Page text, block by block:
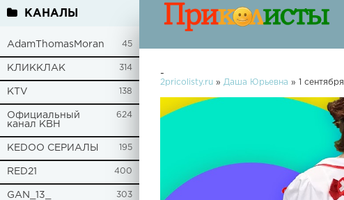
КАНАЛЫ
AdamThomasMoran 45
КЛИККЛАК 314
KTV 138
Официальный
канал КВН
624
KEDOO СЕРИАЛЫ 195
RED21 400
GAN_13_ 303
-
2pricolisty.ru » Даша Юрьевна » 1